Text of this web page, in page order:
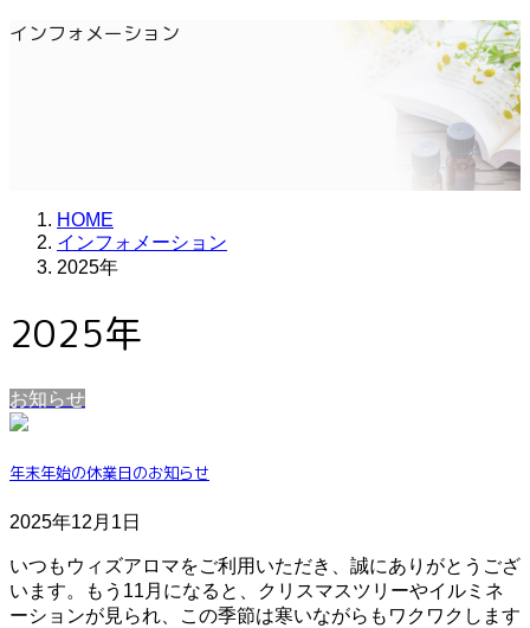
インフォメーション
HOME
インフォメーション
2025年
2025年
お知らせ
年末年始の休業日のお知らせ
2025年12月1日
いつもウィズアロマをご利用いただき、誠にありがとうござ
います。もう11月になると、クリスマスツリーやイルミネ
ーションが見られ、この季節は寒いながらもワクワクします